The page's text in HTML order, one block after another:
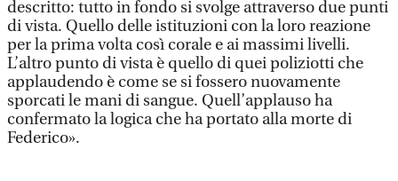
descritto: tutto in fondo si svolge attraverso due punti
di vista. Quello delle istituzioni con la loro reazione
per la prima volta così corale e ai massimi livelli.
L’altro punto di vista è quello di quei poliziotti che
applaudendo è come se si fossero nuovamente
sporcati le mani di sangue. Quell’applauso ha
confermato la logica che ha portato alla morte di
Federico».